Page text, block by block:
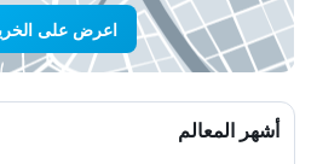
اعرض على
أشهر المعالم